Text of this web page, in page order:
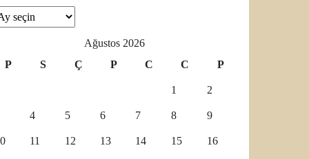
Ağustos 2026
P
S Ç P C C P
1 2
4 5 6 7 8 9
11 12 13 14 15 16